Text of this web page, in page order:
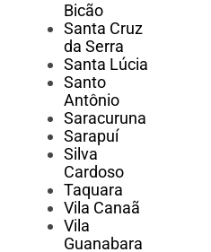
Bicão
Santa Cruz
da Serra
Santa Lúcia
Santo
Antônio
Saracuruna
Sarapuí
Silva
Cardoso
Taquara
Vila Canaã
Vila
Guanabara